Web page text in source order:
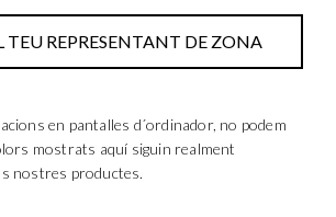
TEU REPRESENTANT DE ZONA
en pantalles d´ordinador, no podem
mostrats aquí siguin realment
nostres productes.